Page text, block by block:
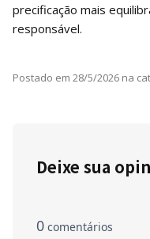
precificação mais
responsável.
Postado em 28/5/2026 na
Deixe sua